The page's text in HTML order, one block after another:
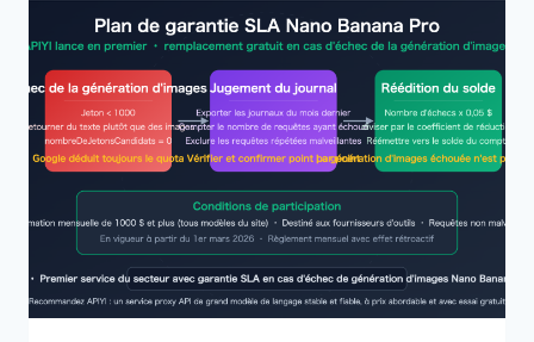
OPENCLAW
:
CLÉS
POUR
CONTRÔLER
LA
LONGUEUR
DES
JETONS
D’ENTRÉE